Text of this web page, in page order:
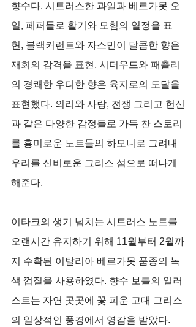
향수다. 시트러스한 과일과 베르가못 오
일, 페퍼들로 활기와 모험의 열정을 표
현, 블랙커런트와 자스민이 달콤한 향은
재회의 감격을 표현, 시더우드와 패츌리
의 경쾌한 우디한 향은 육지로의 도달을
표현했다. 의리와 사랑, 전쟁 그리고 헌신
과 같은 다양한 감정들로 가득 찬 스토리
를 흥미로운 노트들의 하모니로 그려내
우리를 신비로운 그리스 섬으로 떠나게
해준다.
이타크의 생기 넘치는 시트러스 노트를
오랜시간 유지하기 위해 11월부터 2월까
지 수확된 이탈리아 베르가못 품종의 녹
색 껍질을 사용하였다. 향수 보틀의 일러
스트는 자연 곳곳에 꽃 피운 고대 그리스
의 일상적인 풍경에서 영감을 받았다.